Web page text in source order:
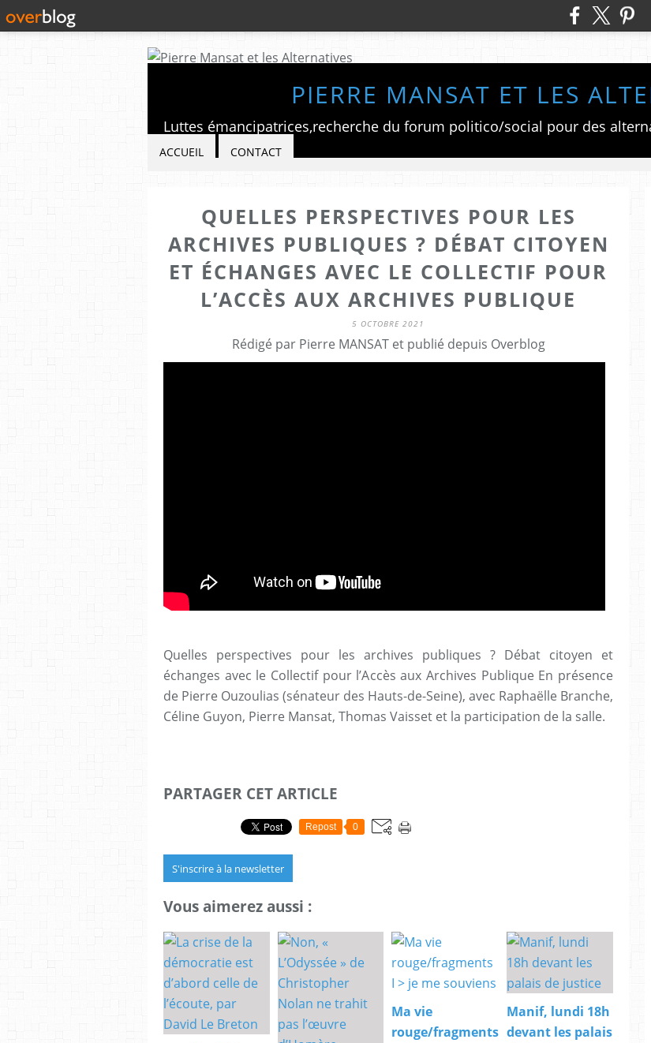
PIERRE MANSAT ET LES
ACCUEIL CONTACT
QUELLES PERSPECTIVES POUR LES
ARCHIVES PUBLIQUES ? DÉBAT CITOYEN
ET ÉCHANGES AVEC LE COLLECTIF POUR
L’ACCÈS AUX ARCHIVES PUBLIQUE
5 OCTOBRE 2021
Rédigé par Pierre MANSAT et publié depuis Overblog
Quelles perspectives pour les archives publiques ? Débat citoyen et
échanges avec le Collectif pour l’Accès aux Archives Publique En présence
de Pierre Ouzoulias (sénateur des Hauts-de-Seine), avec Raphaëlle Branche,
Céline Guyon, Pierre Mansat, Thomas Vaisset et la participation de la salle.
PARTAGER CET ARTICLE
Repost 0
S'inscrire à la newsletter
Vous aimerez aussi :
Ma vie
rouge/fragments
Manif, lundi 18h
devant les palais